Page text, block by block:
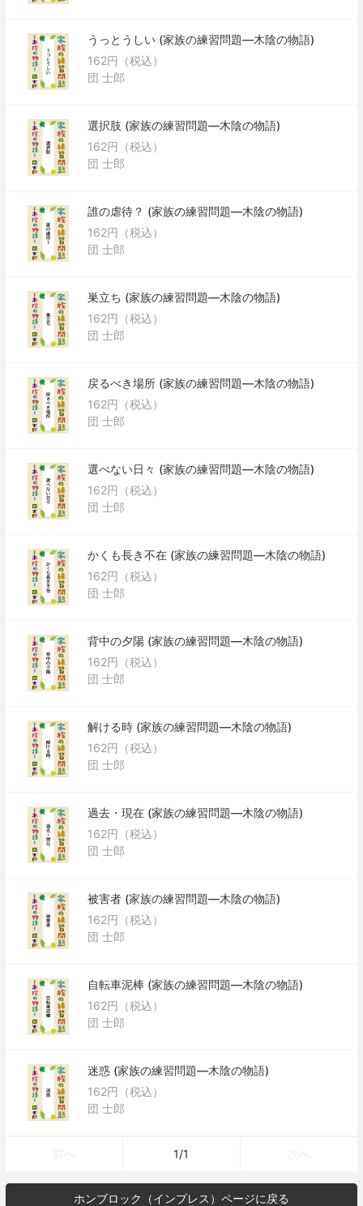
うっとうしい (家族の練習問題―木陰の物語)
162円（税込）
団 士郎
選択肢 (家族の練習問題―木陰の物語)
162円（税込）
団 士郎
誰の虐待？ (家族の練習問題―木陰の物語)
162円（税込）
団 士郎
巣立ち (家族の練習問題―木陰の物語)
162円（税込）
団 士郎
戻るべき場所 (家族の練習問題―木陰の物語)
162円（税込）
団 士郎
選べない日々 (家族の練習問題―木陰の物語)
162円（税込）
団 士郎
かくも長き不在 (家族の練習問題―木陰の物語)
162円（税込）
団 士郎
背中の夕陽 (家族の練習問題―木陰の物語)
162円（税込）
団 士郎
解ける時 (家族の練習問題―木陰の物語)
162円（税込）
団 士郎
過去・現在 (家族の練習問題―木陰の物語)
162円（税込）
団 士郎
被害者 (家族の練習問題―木陰の物語)
162円（税込）
団 士郎
自転車泥棒 (家族の練習問題―木陰の物語)
162円（税込）
団 士郎
迷惑 (家族の練習問題―木陰の物語)
162円（税込）
団 士郎
1/1
ホンブロック（インプレス）ページに戻る